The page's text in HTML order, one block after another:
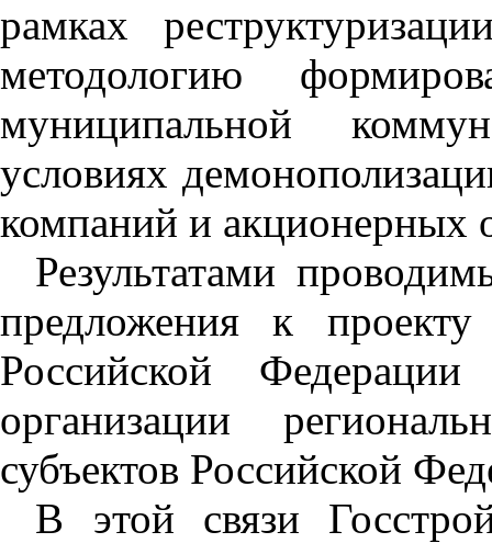
рамках
методологию
муниципальной
условиях
компаний и акционерных
Результатами
предложения к проекту
Российской
организации
субъектов Российской
В этой связи